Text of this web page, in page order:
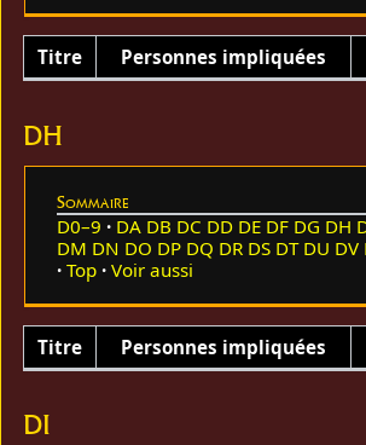
Titre Personnes impliquées
DH
Sommaire
D0–9 DA DB DC DD DE DF DG DH
DM DN DO DP DQ DR DS DT DU DV
Top
Voir aussi
Titre Personnes impliquées
DI